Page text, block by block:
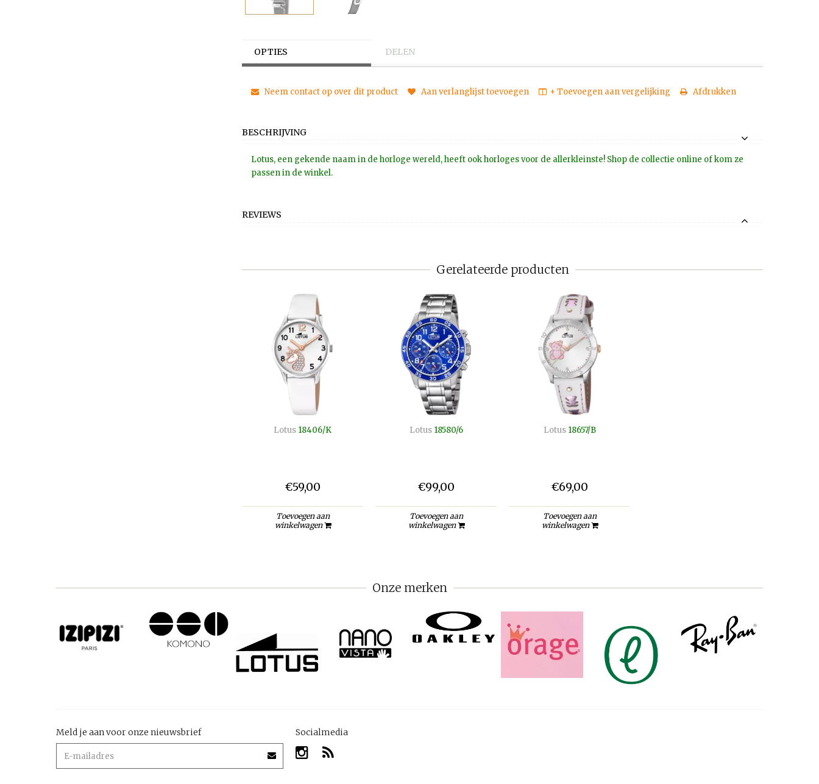
OPTIES DELEN
Neem contact op over dit product Aan verlanglijst toevoegen + Toevoegen aan vergelijking Afdrukken
BESCHRIJVING
Lotus, een gekende naam in de horloge wereld, heeft ook horloges voor de allerkleinste! Shop de collectie online of kom ze
passen in de winkel.
REVIEWS
Gerelateerde producten
Lotus 18406/K
€59,00
Toevoegen aan
winkelwagen
Lotus 18580/6
€99,00
Toevoegen aan
winkelwagen
Lotus 18657/B
€69,00
Toevoegen aan
winkelwagen
Onze merken
Meld je aan voor onze nieuwsbrief Socialmedia